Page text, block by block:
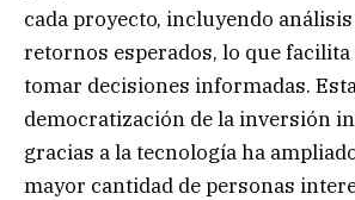
cada proyecto, incluyendo
retornos esperados, lo que
tomar decisiones informadas.
democratización de la inversión
gracias a la tecnología ha
mayor cantidad de personas